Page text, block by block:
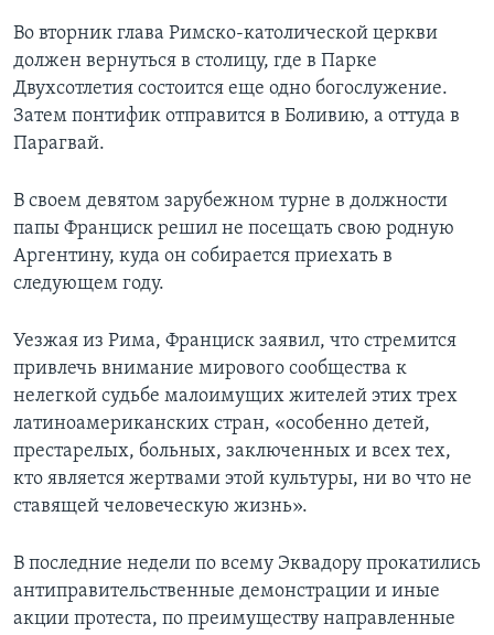
Во вторник глава Римско-католической церкви
должен вернуться в столицу, где в Парке
Двухсотлетия состоится еще одно богослужение.
Затем понтифик отправится в Боливию, а оттуда в
Парагвай.
В своем девятом зарубежном турне в должности
папы Франциск решил не посещать свою родную
Аргентину, куда он собирается приехать в
следующем году.
Уезжая из Рима, Франциск заявил, что стремится
привлечь внимание мирового сообщества к
нелегкой судьбе малоимущих жителей этих трех
латиноамериканских стран, «особенно детей,
престарелых, больных, заключенных и всех тех,
кто является жертвами этой культуры, ни во что не
ставящей человеческую жизнь».
В последние недели по всему Эквадору прокатились
антиправительственные демонстрации и иные
акции протеста, по преимуществу направленные